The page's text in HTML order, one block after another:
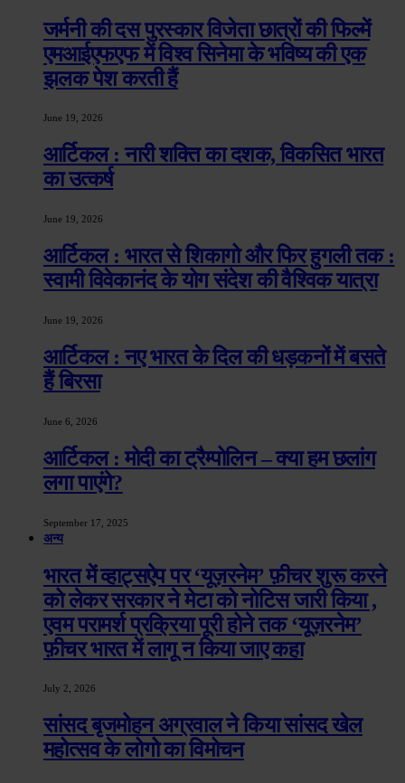
जर्मनी की दस पुरस्कार विजेता छात्रों की फिल्में
एमआईएफएफ में विश्व सिनेमा के भविष्य की एक
झलक पेश करती हैं
June 19, 2026
आर्टिकल : नारी शक्ति का दशक, विकसित भारत
का उत्कर्ष
June 19, 2026
आर्टिकल : भारत से शिकागो और फिर हुगली तक :
स्वामी विवेकानंद के योग संदेश की वैश्विक यात्रा
June 19, 2026
आर्टिकल : नए भारत के दिल की धड़कनों में बसते
हैं बिरसा
June 6, 2026
आर्टिकल : मोदी का ट्रैम्पोलिन – क्या हम छलांग
लगा पाएंगे?
September 17, 2025
अन्य
भारत में व्हाट्सऐप पर ‘यूज़रनेम’ फ़ीचर शुरू करने
को लेकर सरकार ने मेटा को नोटिस जारी किया ,
एवम परामर्श प्रक्रिया पूरी होने तक ‘यूज़रनेम’
फ़ीचर भारत में लागू न किया जाए कहा
July 2, 2026
सांसद बृजमोहन अग्रवाल ने किया सांसद खेल
महोत्सव के लोगो का विमोचन